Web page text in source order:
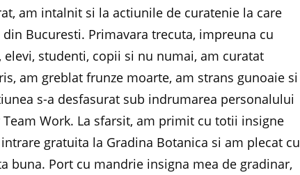
am intalnit si la actiunile de curatenie la care
Bucuresti. Primavara trecuta, impreuna cu
studenti, copii si nu numai, am curatat
am greblat frunze moarte, am strans gunoaie si
s-a desfasurat sub indrumarea personalului
Work. La sfarsit, am primit cu totii insigne
gratuita la Gradina Botanica si am plecat cu
buna. Port cu mandrie insigna mea de gradinar,